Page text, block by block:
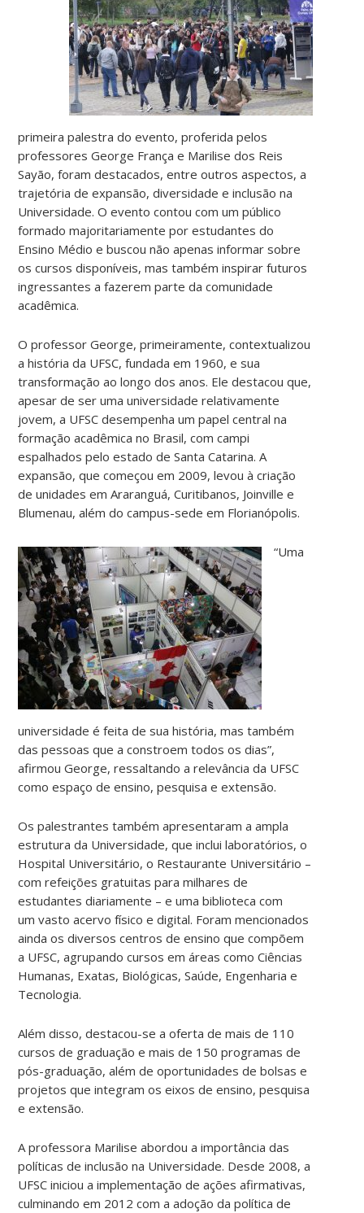
primeira palestra do evento, proferida pelos
professores George França e Marilise dos Reis
Sayão, foram destacados, entre outros aspectos, a
trajetória de expansão, diversidade e inclusão na
Universidade. O evento contou com um público
formado majoritariamente por estudantes do
Ensino Médio e buscou não apenas informar sobre
os cursos disponíveis, mas também inspirar futuros
ingressantes a fazerem parte da comunidade
acadêmica.
O professor George, primeiramente, contextualizou
a história da UFSC, fundada em 1960, e sua
transformação ao longo dos anos. Ele destacou que,
apesar de ser uma universidade relativamente
jovem, a UFSC desempenha um papel central na
formação acadêmica no Brasil, com campi
espalhados pelo estado de Santa Catarina. A
expansão, que começou em 2009, levou à criação
de unidades em Araranguá, Curitibanos, Joinville e
Blumenau, além do campus-sede em Florianópolis.
“Uma
universidade é feita de sua história, mas também
das pessoas que a constroem todos os dias”,
afirmou George, ressaltando a relevância da UFSC
como espaço de ensino, pesquisa e extensão.
Os palestrantes também apresentaram a ampla
estrutura da Universidade, que inclui laboratórios, o
Hospital Universitário, o Restaurante Universitário –
com refeições gratuitas para milhares de
estudantes diariamente – e uma biblioteca com
um vasto acervo físico e digital. Foram mencionados
ainda os diversos centros de ensino que compõem
a UFSC, agrupando cursos em áreas como Ciências
Humanas, Exatas, Biológicas, Saúde, Engenharia e
Tecnologia.
Além disso, destacou-se a oferta de mais de 110
cursos de graduação e mais de 150 programas de
pós-graduação, além de oportunidades de bolsas e
projetos que integram os eixos de ensino, pesquisa
e extensão.
A professora Marilise abordou a importância das
políticas de inclusão na Universidade. Desde 2008, a
UFSC iniciou a implementação de ações afirmativas,
culminando em 2012 com a adoção da política de